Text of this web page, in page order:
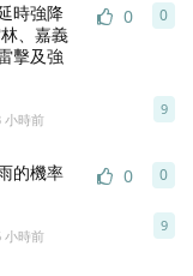
時強降
、嘉義
擊及強
0
小時前
9
0
的機率
0
小時前
9
0